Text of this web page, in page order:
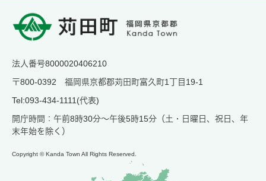
法人番号8000020406210
〒800-0392 福岡県京都郡苅田町富久町1丁目19-1
Tel:093-434-1111(代表)
開庁時間：午前8時30分～午後5時15分（土・日曜日、祝日、年
末年始を除く）
Copyright © Kanda Town All Rights Reserved.